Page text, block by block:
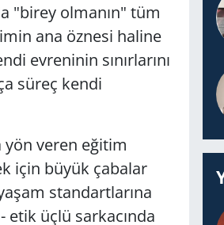
"birey olmanın" tüm
ana öznesi haline
evreninin sınırlarını
süreç kendi
yön veren eğitim
için büyük çabalar
standartlarına
etik üçlü sarkacında